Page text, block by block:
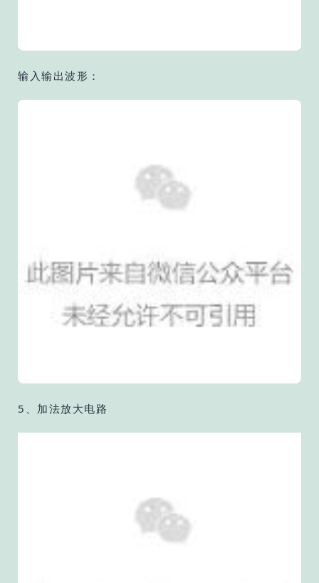
输入输出波形：
5、加法放大电路